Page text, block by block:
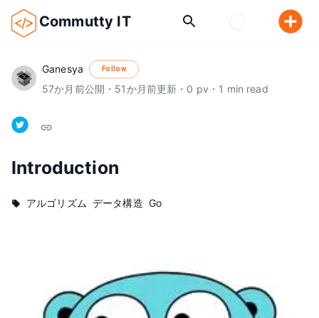
Commutty IT
Ganesya Follow
57か月前公開 ・ 51か月前更新 ・ 0 pv ・ 1 min read
Introduction
アルゴリズム データ構造 Go